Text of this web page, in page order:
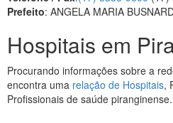
Prefeito: ANGELA MARIA
Hospitais em
Procurando informações sobre a
encontra uma relação de Hospitais,
Profissionais de saúde piranginense.